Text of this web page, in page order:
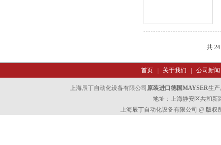
共
首页| 关于我们 公司新闻
上海辰丁自动化设备有限公司 原装进口德国MAYSER生产
地址：上海静安区共和新
上海辰丁自动化设备有限公司 @ 版权